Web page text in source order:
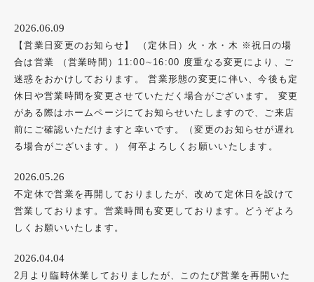
2026.06.09
【営業日変更のお知らせ】 （定休日）火・水・木 ※祝日の場
合は営業 （営業時間）11:00∼16:00 度重なる変更により、ご
迷惑をおかけしております。 営業形態の変更に伴い、今後も定
休日や営業時間を変更させていただく場合がございます。 変更
がある際はホームページにてお知らせいたしますので、ご来店
前にご確認いただけますと幸いです。（変更のお知らせが遅れ
る場合がございます。） 何卒よろしくお願いいたします。
2026.05.26
不定休で営業を再開しておりましたが、改めて定休日を設けて
営業しております。営業時間も変更しております。どうぞよろ
しくお願いいたします。
2026.04.04
2月より臨時休業しておりましたが、このたび営業を再開いた